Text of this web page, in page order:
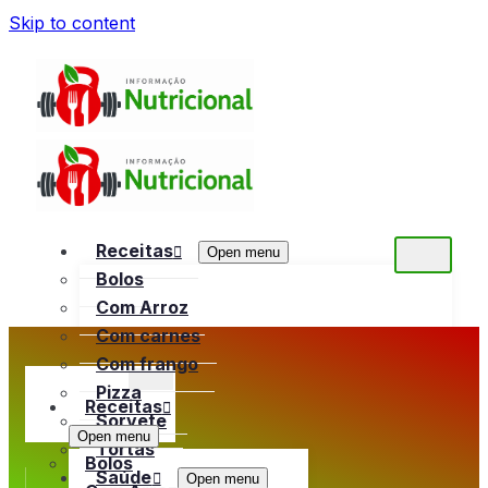
Skip to content
Receitas Open menu
Bolos
Com Arroz
Com carnes
Com frango
Pizza
Sorvete
Tortas
Saúde
Open menu
Receitas
Open menu
Bolos